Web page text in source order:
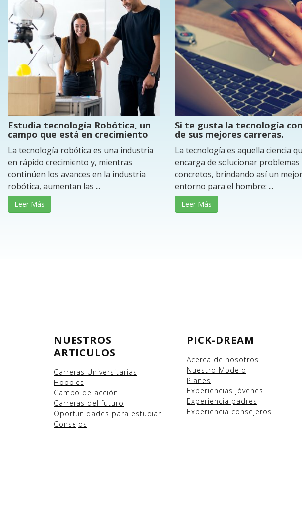
Estudia tecnología Robótica, un
campo que está en crecimiento
La tecnología robótica es una industria
en rápido crecimiento y, mientras
continúen los avances en la industria
robótica, aumentan las ...
Leer Más
Si te gusta la tecnología
de sus mejores carreras.
La tecnología es aquella ciencia
encarga de solucionar problemas
concretos, brindando así un mejor
entorno para el hombre: ...
Leer Más
NUESTROS
ARTICULOS
Carreras Universitarias
Hobbies
Campo de acción
Carreras del futuro
Oportunidades para estudiar
Consejos
PICK-DREAM
Acerca de nosotros
Nuestro Modelo
Planes
Experiencias jóvenes
Experiencia padres
Experiencia consejeros